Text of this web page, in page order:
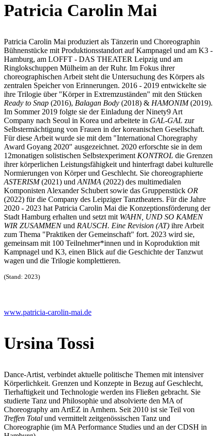
Patricia Carolin Mai
Patricia Carolin Mai produziert als Tänzerin und Choreographin
Bühnenstücke mit Produktionsstandort auf Kampnagel und am K3 -
Hamburg, am LOFFT - DAS THEATER Leipzig und am
Ringlokschuppen Mülheim an der Ruhr. Im Fokus ihrer
choreographischen Arbeit steht die Untersuchung des Körpers als
zentralen Speicher von Erinnerungen. 2016 - 2019 entwickelte sie
ihre Trilogie über "Körper in Extremzuständen" mit den Stücken
Ready to Snap (2016), Balagan Body (2018) & HAMONIM(2019).
Im Sommer 2019 folgte sie der Einladung der Ninety9 Art
Company nach Seoul in Korea und arbeitete in GAL-GAL zur
Selbstermächtigung von Frauen in der koreanischen Gesellschaft.
Für diese Arbeit wurde sie mit dem "International Choregraphy
Award Goyang 2020" ausgezeichnet. 2020 erforschte sie in dem
12monatigen solistischen Selbstexperiment KONTROL die Grenzen
ihrer körperlichen Leistungsfähigkeit und hinterfragt dabei kulturelle
Normierungen von Körper und Geschlecht. Sie choreographierte
ASTERISM(2021) und ANIMA (2022) des multimedialen
Komponisten Alexander Schubert sowie das Gruppenstück OR
(2022) für die Company des Leipziger Tanztheaters. Für die Jahre
2020 - 2023 hat Patricia Carolin Mai die Konzeptionsförderung der
Stadt Hamburg erhalten und setzt mit WAHN, UND SO KAMEN
WIR ZUSAMMENund RAUSCH. Eine Revision (AT) ihre Arbeit
zum Thema "Praktiken der Gemeinschaft" fort. 2023 wird sie,
gemeinsam mit 100 Teilnehmer*innen und in Koproduktion mit
Kampnagel und K3, einen Blick auf die Geschichte der Tanzwut
wagen und die Trilogie komplettieren.
(Stand: 2023)
www.patricia-carolin-mai.de
Ursina Tossi
Dance-Artist, verbindet aktuelle politische Themen mit intensiver
Körperlichkeit. Grenzen und Konzepte in Bezug auf Geschlecht,
Tierhaftigkeit und Technologie werden ins Fließen gebracht. Sie
studierte Tanz und Philosophie und absolvierte den MA of
Choreography am ArtEZ in Arnhem. Seit 2010 ist sie Teil von
Treffen Total und vermittelt zeitgenössischen Tanz und
Choreographie (im MA Performance Studies und an der CDSH in